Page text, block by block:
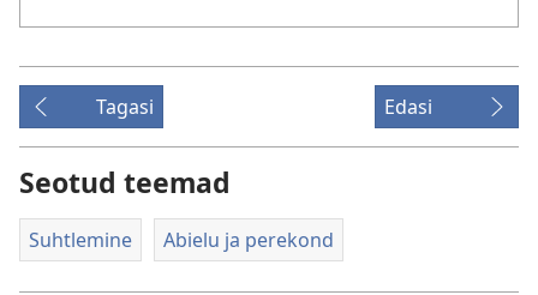
Tagasi Edasi
Seotud teemad
Suhtlemine Abielu ja perekond